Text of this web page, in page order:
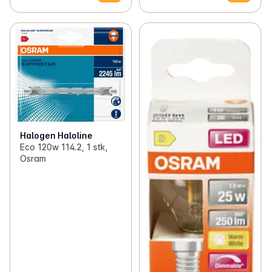
Halogen Haloline
Eco 120w 114.2, 1 stk,
Osram